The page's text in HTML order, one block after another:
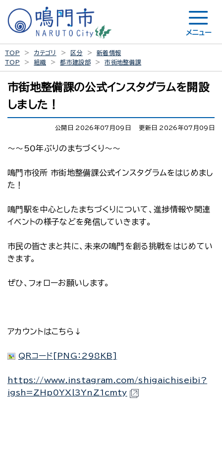
メニュー
TOP カテゴリ 区分
新着情報
TOP
組織 都市建設部 市街地整備課
市街地整備課の公式インスタグラムを開設
しました！
公開日 2026年07月09日 更新日 2026年07月09日
～～50年ぶりのまちづくり～～
鳴門市役所 市街地整備課公式インスタグラムをはじめまし
た！
鳴門駅を中心としたまちづくりについて、進捗情報や関連
イベントの様子などを発信していきます。
市民の皆さまと共に、未来の鳴門を創る挑戦をはじめてい
きます。
ぜひ、フォローお願いします。
アカウントはこちら↓
QRコード[PNG：298KB]
https://www.instagram.com/shigaichiseibi?
igsh=ZHp0YXl3YnZ1cmty